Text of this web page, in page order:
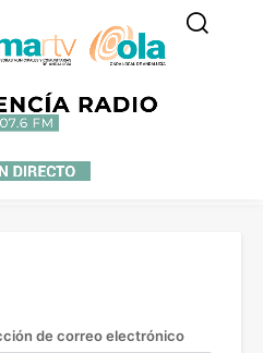
de correo electrónico